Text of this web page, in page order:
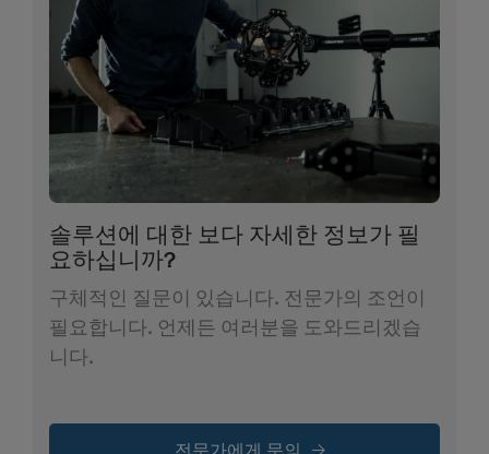
솔루션에 대한 보다 자세한 정보가 필
요하십니까?
구체적인 질문이 있습니다. 전문가의 조언이
필요합니다. 언제든 여러분을 도와드리겠습
니다.